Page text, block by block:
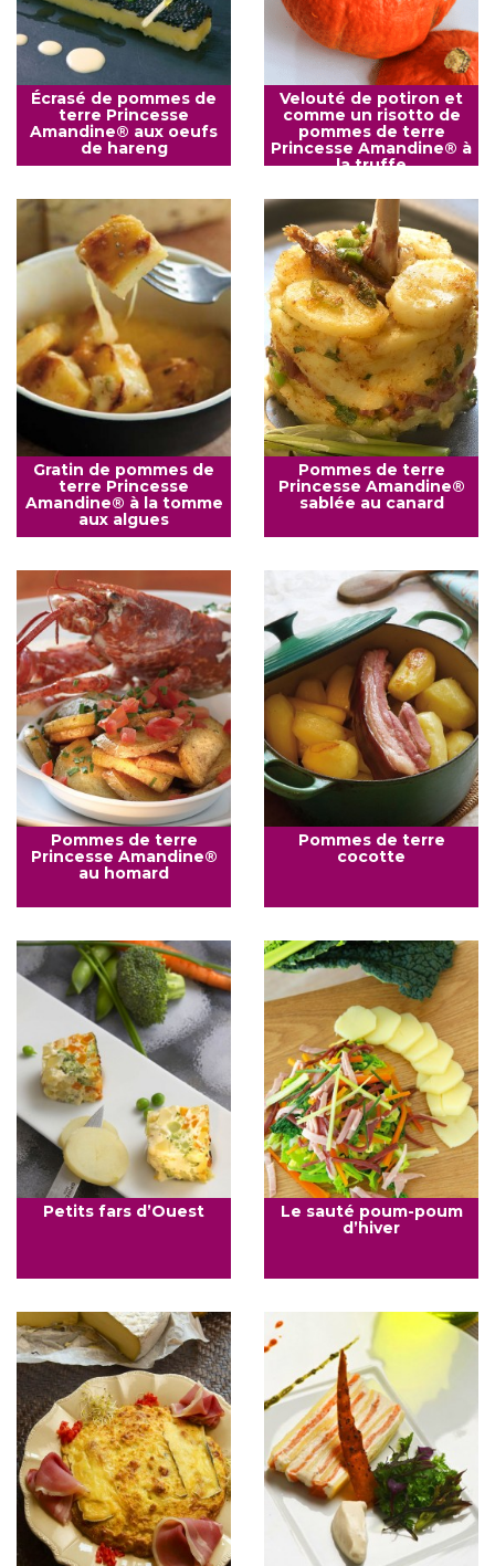
Écrasé de pommes de
terre Princesse
Amandine® aux oeufs
de hareng
Velouté de potiron et
comme un risotto de
pommes de terre
Princesse Amandine® à
la truffe
Gratin de pommes de
terre Princesse
Amandine® à la tomme
aux algues
Pommes de terre
Princesse Amandine®
sablée au canard
Pommes de terre
Princesse Amandine®
au homard
Pommes de terre
cocotte
Petits fars d’Ouest
Le sauté poum-poum
d’hiver